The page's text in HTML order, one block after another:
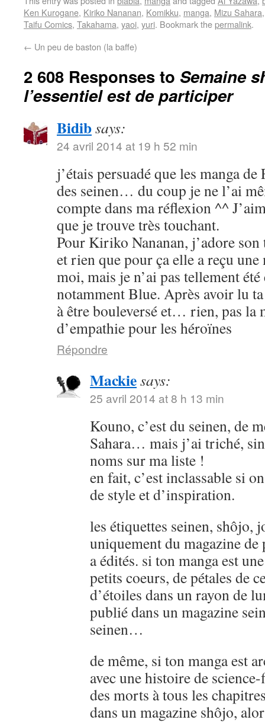
Ken Kurogane, Kiriko Nananan, Komikku, manga, Mizu Sahara
Taifu Comics, Takahama, yaoi, yuri. Bookmark thepermalink.
← Un peu de baston (la baffe)
2 608 Responses to Semaine
l’essentiel est de participer
Bidibsays:
24 avril 2014 at 19 h 52 min
j’étais persuadé que les manga
des seinen… du coup je ne l’ai
compte dans ma réflexion ^^
que je trouve très touchant.
Pour Kiriko Nananan, j’adore
et rien que pour ça elle a reçu
moi, mais je n’ai pas tellement
notamment Blue. Après avoir lu
à être bouleversé et… rien, pas la
d’empathie pour les héroïnes
Répondre
Mackiesays:
25 avril 2014 at 8 h 13 min
Kouno, c’est du seinen, de
Sahara… mais j’ai triché,
noms sur ma liste !
en fait, c’est inclassable si
de style et d’inspiration.
les étiquettes seinen, shôjo,
uniquement du magazine
a édités. si ton manga est
petits coeurs, de pétales de
d’étoiles dans un rayon de
publié dans un magazine
seinen…
de même, si ton manga est
avec une histoire de
des morts à tous les
dans un magazine shôjo,